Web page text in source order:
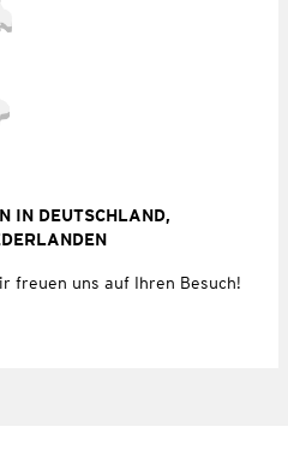
IN DEUTSCHLAND,
freuen uns auf Ihren Besuch!